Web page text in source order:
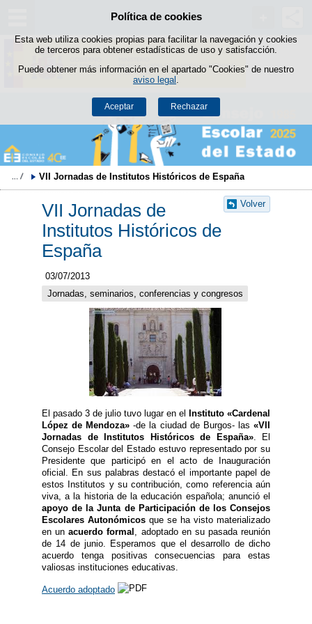
Política de cookies
Esta web utiliza cookies propias para facilitar la navegación y cookies
de terceros para obtener estadísticas de uso y satisfacción.
Puede obtener más información en el apartado "Cookies" de nuestro
aviso legal
Aceptar Rechazar
Saltar al contenido
VII Jornadas de Institutos Históricos de España
Volver
VII Jornadas de
Institutos Históricos de
España
03/07/2013
Jornadas, seminarios, conferencias y congresos
El pasado 3 de julio tuvo lugar en el
Instituto «Cardenal
López de Mendoza» -de la ciudad de Burgos- las«VII
Jornadas de Institutos Históricos de España». El
Consejo Escolar del Estado estuvo representado por su
Presidente que participó en el acto de Inauguración
oficial. En sus palabras destacó el importante papel de
estos Institutos y su contribución, como referencia aún
viva, a la historia de la educación española; anunció el
apoyo de la Junta de Participación de los Consejos
Escolares Autonómicos que se ha visto materializado
en unacuerdo formal , adoptado en su pasada reunión
de 14 de junio. Esperamos que el desarrollo de dicho
acuerdo tenga positivas consecuencias para estas
valiosas instituciones educativas.
Acuerdo adoptado